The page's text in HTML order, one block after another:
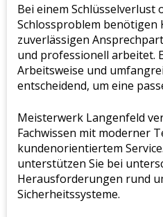
Bei einem Schlüsselverlust
Schlossproblem benötigen
zuverlässigen
und professionell arbeitet.
Arbeitsweise und
entscheidend, um eine
Meisterwerk Langenfeld
Fachwissen mit moderner
kundenorientiertem
unterstützen Sie bei
Herausforderungen rund
Sicherheitssysteme.